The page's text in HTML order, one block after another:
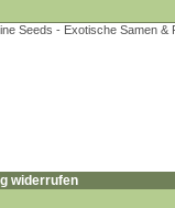
widerrufen